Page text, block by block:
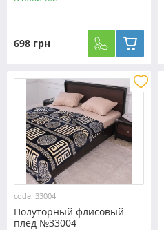
698 грн
code: 33004
Полуторный флисовый
плед №33004